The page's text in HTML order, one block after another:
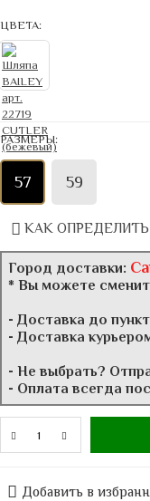
ЦВЕТА:
РАЗМЕРЫ:
57 59
КАК
Город доставки:
* Вы можете
- Доставка до
- Доставка
- Не выбрать?
- Оплата всегда
Добавить в